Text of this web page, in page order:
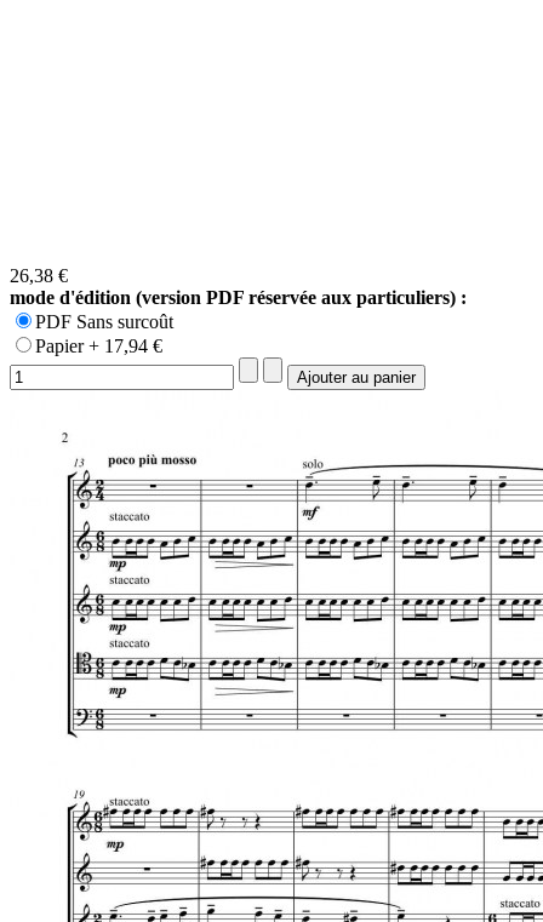
26,38 €
mode d'édition (version PDF réservée aux particuliers) :
PDF Sans surcoût
Papier + 17,94 €